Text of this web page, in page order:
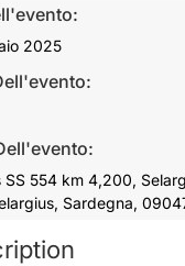
2025
SS 554 km 4,200,
Sardegna,